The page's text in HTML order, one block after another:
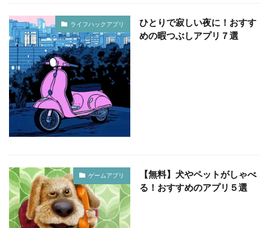
ライフハックアプリ
ひとりで寂しい夜に！おすす
めの暇つぶしアプリ７選
ゲームアプリ
【無料】犬やペットがしゃべ
る！おすすめのアプリ５選